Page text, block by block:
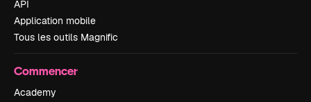
API
Application mobile
Tous les outils Magnific
Commencer
Academy